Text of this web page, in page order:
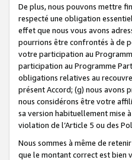
De plus, nous pouvons mettre
respecté une obligation
effet que nous vous avons
pourrions être confrontés à de
votre participation au
participation au Programme
obligations relatives au
présent Accord; (g) nous avons
nous considérons être votre
sa version habituellement mise
violation de l’Article 5 ou des
Nous sommes à même de
que le montant correct est bien